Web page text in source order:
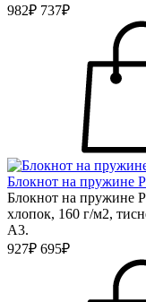
982₽ 737₽
Блокнот на пружине
Блокнот на пружине
хлопок, 160 г/м2,
А3.
927₽ 695₽